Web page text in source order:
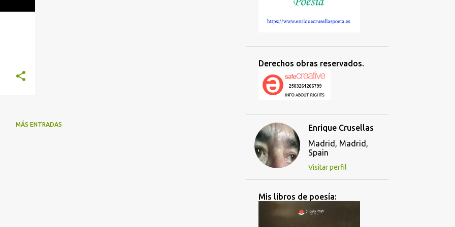
MÁS ENTRADAS
Derechos obras reservados.
Enrique Crusellas
Madrid, Madrid,
Spain
Visitar perfil
Mis libros de poesía: